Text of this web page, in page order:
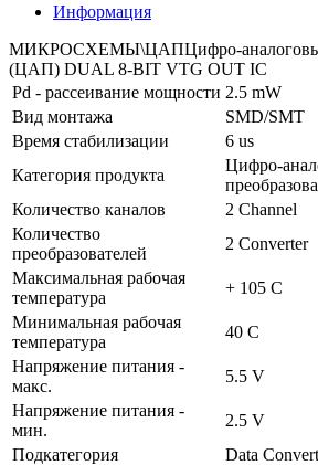
Информация
МИКРОСХЕМЫ\ЦАПЦифро-аналоговые
(ЦАП) DUAL 8-BIT VTG OUT IC
Pd - рассеивание мощности 2.5 mW
Вид монтажа
SMD/SMT
Время стабилизации
6 us
Категория продукта
Цифро-
Количество каналов
2 Channel
Количество
преобразователей
2 Converter
Максимальная рабочая
температура
+ 105 C
Минимальная рабочая
температура
40 C
Напряжение питания -
макс.
5.5 V
Напряжение питания -
мин.
2.5 V
Подкатегория
Data